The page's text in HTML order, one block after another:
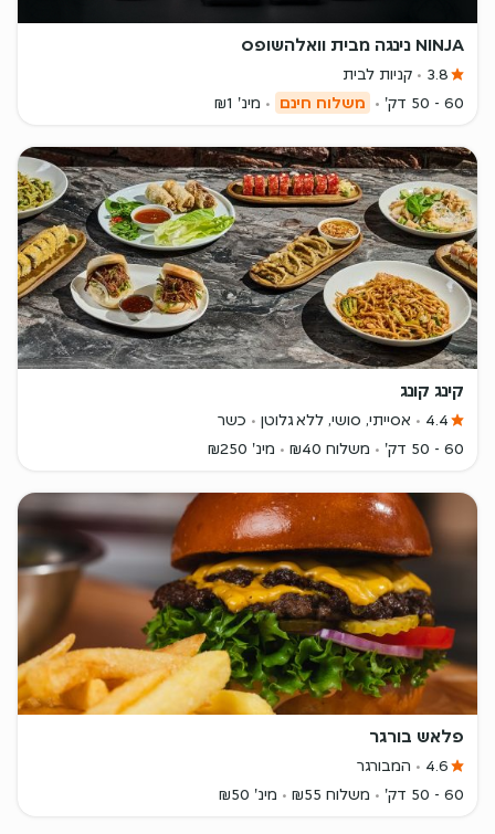
NINJA נינגה מבית וואלהשופס
3.8
קניות לבית
60 - 50 דק'
משלוח חינם מינ' ₪1
קינג קונג
4.4 אסייתי, סושי, ללא גלוטן
כשר
60 - 50 דק'
משלוח ₪40 מינ' ₪250
פלאש בורגר
4.6
המבורגר
60 - 50 דק'
משלוח ₪55 מינ' ₪50